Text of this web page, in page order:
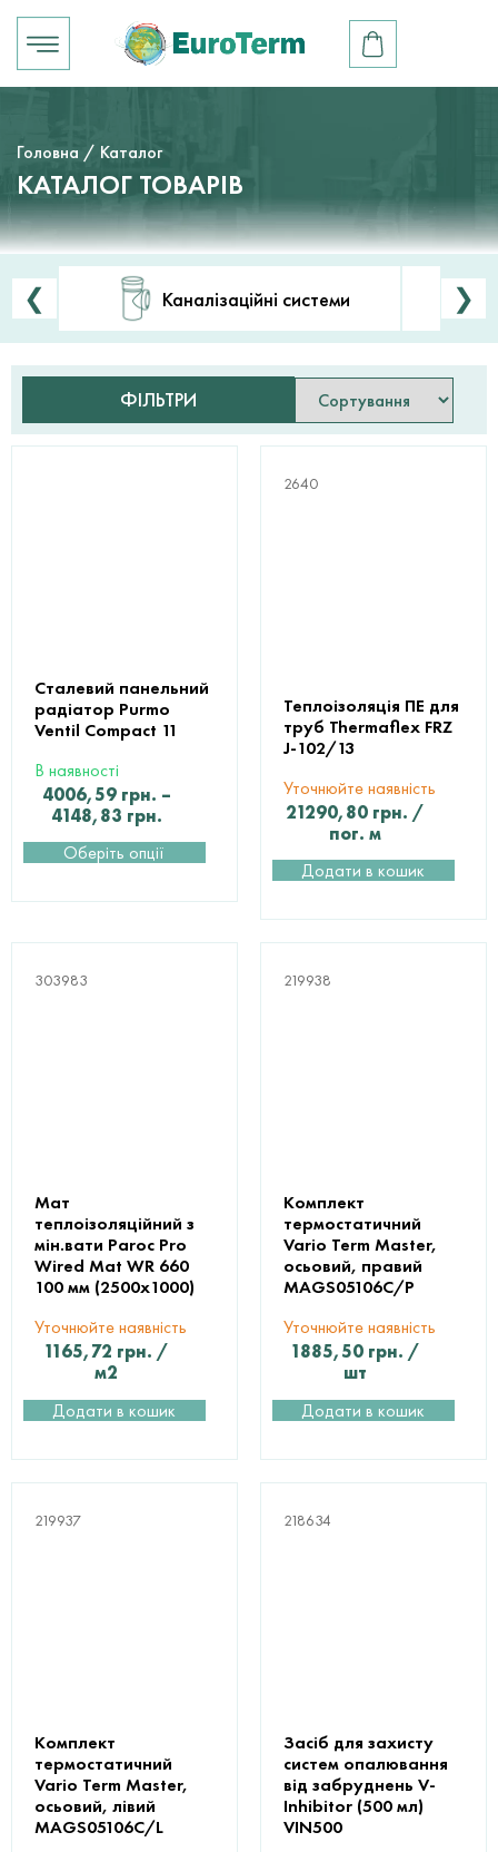
Головна / Каталог
КАТАЛОГ ТОВАРІВ
❮ Каналізаційні системи ❯
ФІЛЬТРИ
Сталевий панельний
радіатор Purmo
Ventil Compact 11
В наявності
4006,59 грн. –
4148,83 грн.
Оберіть опції
2640
Теплоізоляція ПЕ для
труб Thermaflex FRZ
J-102/13
Уточнюйте наявність
21290,80 грн. /
пог. м
Додати в кошик
303983
Мат
теплоізоляційний з
мін.вати Paroc Pro
Wired Mat WR 660
100 мм (2500х1000)
Уточнюйте наявність
1165,72 грн. /
м2
Додати в кошик
219938
Комплект
термостатичний
Vario Term Master,
осьовий, правий
MAGS05106C/P
Уточнюйте наявність
1885,50 грн. /
шт
Додати в кошик
219937
Комплект
термостатичний
Vario Term Master,
осьовий, лівий
MAGS05106C/L
218634
Засіб для захисту
систем опалювання
від забруднень V-
Inhibitor (500 мл)
VIN500